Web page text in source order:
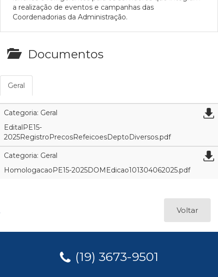
a realização de eventos e campanhas das
Coordenadorias da Administração.
Documentos
Geral
Categoria: Geral
EditalPE15-
2025RegistroPrecosRefeicoesDeptoDiversos.pdf
Categoria: Geral
HomologacaoPE15-2025DOMEdicao101304062025.pdf
Voltar
(19) 3673-9501